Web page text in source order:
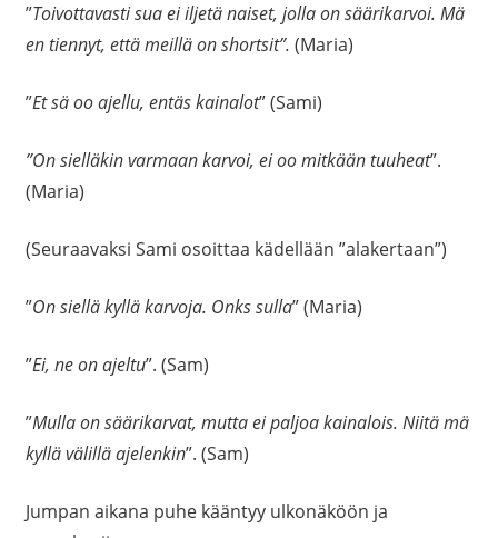
”Toivottavasti sua ei iljetä naiset, jolla on säärikarvoi. Mä
en tiennyt, että meillä on shortsit”. (Maria)
”Et sä oo ajellu, entäs kainalot” (Sami)
”On sielläkin varmaan karvoi, ei oo mitkään tuuheat”.
(Maria)
(Seuraavaksi Sami osoittaa kädellään ”alakertaan”)
”On siellä kyllä karvoja. Onks sulla” (Maria)
”Ei, ne on ajeltu”. (Sam)
”Mulla on säärikarvat, mutta ei paljoa kainalois. Niitä mä
kyllä välillä ajelenkin”. (Sam)
Jumpan aikana puhe kääntyy ulkonäköön ja